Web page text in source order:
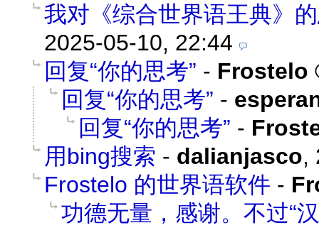
我对《综合世界语王典》
2025-05-10, 22:44
回复“你的思考” - Frostelo
回复“你的思考” -
回复“你的思考” -
用bing搜索 - dalianjasco,
Frostelo 的世界语软件 -
功德无量，感谢。不过“